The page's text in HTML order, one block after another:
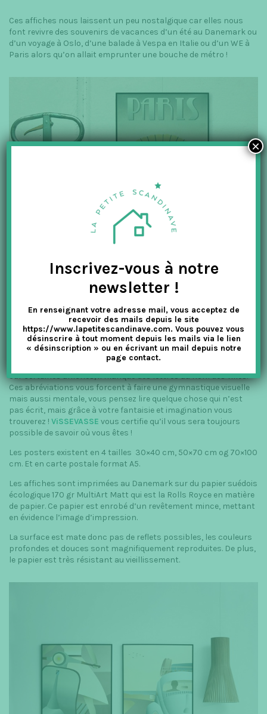
Ces affiches nous laissent un peu nostalgique car elles nous
font revivre des souvenirs de vacances d’un été au Danemark ou
d’un voyage à Oslo, d’une balade à Vespa en Italie ou d’un WE à
Paris alors qu’on allait emprunter une bouche de métro !
Sur certaines affiches, il manque des lettres au nom des villes.
Ces abréviations vous forcent à faire une gymnastique visuelle
mais aussi mentale, vous pensez lire quelque chose qui n’est
pas écrit, mais grâce à votre fantaisie et imagination vous
trouverez ! ViSSEVASSE vous certifie qu’il vous sera toujours
possible de savoir où vous êtes !
Les posters existent en 4 tailles 30×40 cm, 50×70 cm og 70×100
cm. Et en carte postale format A5.
Les affiches sont imprimées au Danemark sur du papier suédois
écologique 170 gr MultiArt Matt qui est la Rolls Royce en matière
de papier. Ce papier est enrobé d’un revêtement mince, mettant
en évidence l’image d’impression.
La surface est mate donc pas de reflets possibles, les couleurs
profondes et douces sont magnifiquement reproduites. De plus,
le papier est très résistant au vieillissement.
Inscrivez-vous à notre
newsletter !
En renseignant votre adresse mail, vous acceptez de
recevoir des mails depuis le site
https://www.lapetitescandinave.com. Vous pouvez vous
désinscrire à tout moment depuis les mails via le lien
« désinscription » ou en écrivant un mail depuis notre
page contact.
×